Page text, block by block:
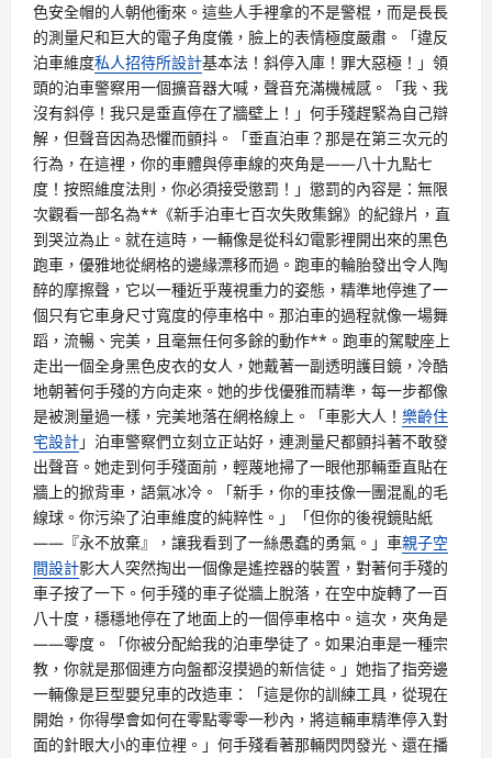
色安全帽的人朝他衝來。這些人手裡拿的不是警棍，而是長長
的測量尺和巨大的電子角度儀，臉上的表情極度嚴肅。「違反
泊車維度私人招待所設計基本法！斜停入庫！罪大惡極！」領
頭的泊車警察用一個擴音器大喊，聲音充滿機械感。「我、我
沒有斜停！我只是垂直停在了牆壁上！」何手殘趕緊為自己辯
解，但聲音因為恐懼而顫抖。「垂直泊車？那是在第三次元的
行為，在這裡，你的車體與停車線的夾角是——八十九點七
度！按照維度法則，你必須接受懲罰！」懲罰的內容是：無限
次觀看一部名為**《新手泊車七百次失敗集錦》的紀錄片，直
到哭泣為止。就在這時，一輛像是從科幻電影裡開出來的黑色
跑車，優雅地從網格的邊緣漂移而過。跑車的輪胎發出令人陶
醉的摩擦聲，它以一種近乎蔑視重力的姿態，精準地停進了一
個只有它車身尺寸寬度的停車格中。那泊車的過程就像一場舞
蹈，流暢、完美，且毫無任何多餘的動作**。跑車的駕駛座上
走出一個全身黑色皮衣的女人，她戴著一副透明護目鏡，冷酷
地朝著何手殘的方向走來。她的步伐優雅而精準，每一步都像
是被測量過一樣，完美地落在網格線上。「車影大人！ 樂齡住
宅設計」泊車警察們立刻立正站好，連測量尺都顫抖著不敢發
出聲音。她走到何手殘面前，輕蔑地掃了一眼他那輛垂直貼在
牆上的掀背車，語氣冰冷。「新手，你的車技像一團混亂的毛
線球。你污染了泊車維度的純粹性。」「但你的後視鏡貼紙
——『永不放棄』，讓我看到了一絲愚蠢的勇氣。」車親子空
間設計影大人突然掏出一個像是遙控器的裝置，對著何手殘的
車子按了一下。何手殘的車子從牆上脫落，在空中旋轉了一百
八十度，穩穩地停在了地面上的一個停車格中。這次，夾角是
——零度。「你被分配給我的泊車學徒了。如果泊車是一種宗
教，你就是那個連方向盤都沒摸過的新信徒。」她指了指旁邊
一輛像是巨型嬰兒車的改造車：「這是你的訓練工具，從現在
開始，你得學會如何在零點零零一秒內，將這輛車精準停入對
面的針眼大小的車位裡。」何手殘看著那輛閃閃發光、還在播